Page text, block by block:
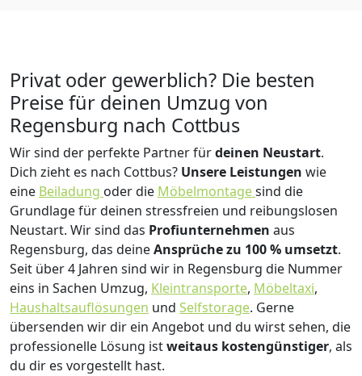
Privat oder gewerblich? Die besten
Preise für deinen Umzug von
Regensburg nach Cottbus
Wir sind der perfekte Partner fürdeinen Neustart.
Dich zieht es nach Cottbus? Unsere Leistungen wie
eine Beiladung oder die Möbelmontagesind die
Grundlage für deinen stressfreien und reibungslosen
Neustart. Wir sind das Profiunternehmen aus
Regensburg, das deineAnsprüche zu 100 % umsetzt.
Seit über 4 Jahren sind wir in Regensburg die Nummer
eins in Sachen Umzug, Kleintransporte, Möbeltaxi,
Haushaltsauflösungen und Selfstorage. Gerne
übersenden wir dir ein Angebot und du wirst sehen, die
professionelle Lösung istweitaus kostengünstiger, als
du dir es vorgestellt hast.